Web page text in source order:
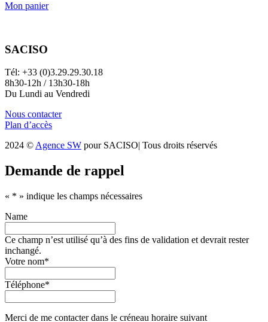
Mon panier
SACISO
Tél: +33 (0)3.29.29.30.18
8h30-12h / 13h30-18h
Du Lundi au Vendredi
Nous contacter
Plan d’accès
2024 ©Agence SW pour SACISO| Tous droits réservés
Demande de rappel
« * » indique les champs nécessaires
Name
Ce champ n’est utilisé qu’à des fins de validation et devrait rester
inchangé.
Votre nom*
Téléphone*
Merci de me contacter dans le créneau horaire suivant